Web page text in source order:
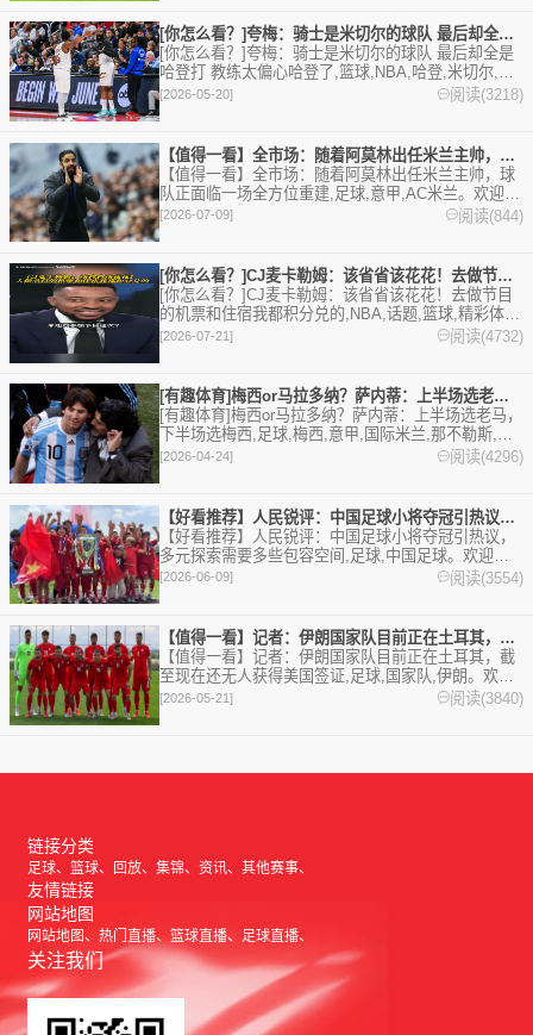
[你怎么看？]夸梅：骑士是米切尔的球队 最后却全是哈登打 教
[你怎么看？]夸梅：骑士是米切尔的球队 最后却全是
哈登打 教练太偏心哈登了,篮球,NBA,哈登,米切尔,骑
士。欢迎收藏本站，24小时为你更新最新的足球，篮
球体育资讯。
[2026-05-20] 阅读(3218)
【值得一看】全市场：随着阿莫林出任米兰主帅，球队正面临一场全
【值得一看】全市场：随着阿莫林出任米兰主帅，球
队正面临一场全方位重建,足球,意甲,AC米兰。欢迎收
藏本站，24小时为你更新最新的足球，篮球体育资
讯。
[2026-07-09] 阅读(844)
[你怎么看？]CJ麦卡勒姆：该省省该花花！去做节目的机票和住
[你怎么看？]CJ麦卡勒姆：该省省该花花！去做节目
的机票和住宿我都积分兑的,NBA,话题,篮球,精彩体育
剪辑视频在线播放。本站提供最全的篮球视频足球视
[2026-07-21] 阅读(4732)
[有趣体育]梅西or马拉多纳？萨内蒂：上半场选老马，下半场选
[有趣体育]梅西or马拉多纳？萨内蒂：上半场选老马，
下半场选梅西,足球,梅西,意甲,国际米兰,那不勒斯,西
甲,巴塞罗那,世界杯,国家队,阿根廷,迈阿密国际。欢
[2026-04-24] 阅读(4296)
【好看推荐】人民锐评：中国足球小将夺冠引热议，多元探索需要多
【好看推荐】人民锐评：中国足球小将夺冠引热议，
多元探索需要多些包容空间,足球,中国足球。欢迎收
藏本站，24小时为你更新最新的足球，篮球体育资
讯。
[2026-06-09] 阅读(3554)
【值得一看】记者：伊朗国家队目前正在土耳其，截至现在还无人获
【值得一看】记者：伊朗国家队目前正在土耳其，截
至现在还无人获得美国签证,足球,国家队,伊朗。欢迎
收藏本站，24小时为你更新最新的足球，篮球体育资
讯。
[2026-05-21] 阅读(3840)
链接分类
足球 篮球 回放 集锦 资讯 其他赛事
友情链接
网站地图
网站地图 热门直播 篮球直播 足球直播
关注我们